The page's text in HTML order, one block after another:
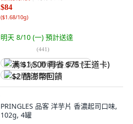
$84
($1.68/10g)
明天 8/10 (一) 預計送達
(441)
满 $1,500 再省 $75 (王道卡)
$2 酷澎幣回饋
PRINGLES 品客 洋芋片 香濃起司口味,
102g, 4罐